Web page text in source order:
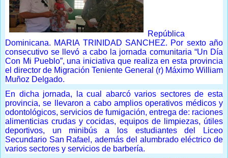
República
Dominicana. MARIA TRINIDAD SANCHEZ. Por sexto año
consecutivo se llevó a cabo la jornada comunitaria “Un Día
Con Mi Pueblo”, una iniciativa que realiza en esta provincia
el director de Migración Teniente General (r) Máximo William
Muñoz Delgado.
En dicha jornada, la cual abarcó varios sectores de esta
provincia, se llevaron a cabo amplios operativos médicos y
odontológicos, servicios de fumigación, entrega de: raciones
alimenticias crudas y cocidas, equipos de limpiezas, útiles
deportivos, un minibús a los estudiantes del Liceo
Secundario San Rafael, además del alumbrado eléctrico de
varios sectores y servicios de barbería.